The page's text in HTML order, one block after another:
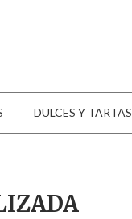
DULCES Y TARTAS